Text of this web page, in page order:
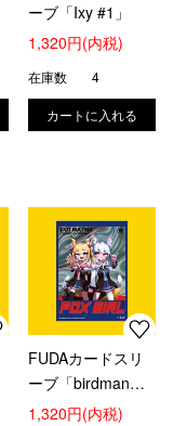
ーブ「Ixy #1」
1,320円(内税)
在庫数 4
FUDAカードスリ
ーブ「birdman
#1」
1,320円(内税)